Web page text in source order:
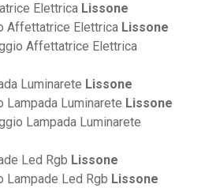
Elettrica Lissone
Affettatrice Elettrica Lissone
Affettatrice Elettrica
Luminarete Lissone
Lampada Luminarete Lissone
Lampada Luminarete
Led Rgb Lissone
Lampade Led Rgb Lissone